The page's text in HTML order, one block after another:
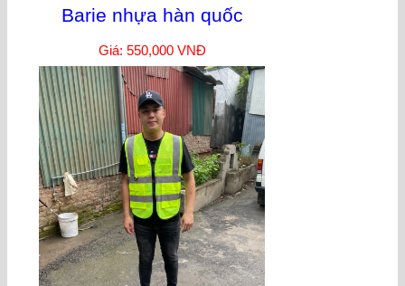
Barie nhựa hàn quốc
Giá: 550,000 VNĐ